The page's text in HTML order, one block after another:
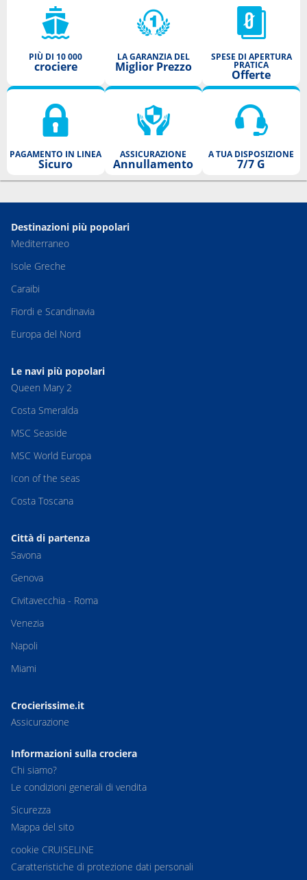
PIÙ DI 10 000
crociere
LA GARANZIA DEL
Miglior Prezzo
SPESE DI APERTURA
PRATICA
Offerte
PAGAMENTO IN LINEA
Sicuro
ASSICURAZIONE
Annullamento
A TUA DISPOSIZIONE
7/7 G
Destinazioni più popolari
Mediterraneo
Isole Greche
Caraibi
Fiordi e Scandinavia
Europa del Nord
Le navi più popolari
Queen Mary 2
Costa Smeralda
MSC Seaside
MSC World Europa
Icon of the seas
Costa Toscana
Città di partenza
Savona
Genova
Civitavecchia - Roma
Venezia
Napoli
Miami
Crocierissime.it
Assicurazione
Informazioni sulla crociera
Chi siamo?
Le condizioni generali di vendita
Sicurezza
Mappa del sito
cookie CRUISELINE
Caratteristiche di protezione dati personali